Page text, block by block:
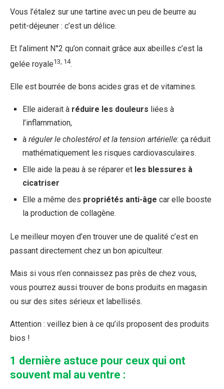
Vous l’étalez sur une tartine avec un peu de beurre au
petit-déjeuner : c’est un délice.
Et l’aliment N°2 qu’on connait grâce aux abeilles c’est la
gelée royale13, 14.
Elle est bourrée de bons acides gras et de vitamines.
Elle aiderait à réduire les douleurs liées à
l’inflammation,
à réguler le cholestérol et la tension artérielle: ça réduit
mathématiquement les risques cardiovasculaires.
Elle aide la peau à se réparer et les blessures à
cicatriser
Elle a même des propriétés anti-âge car elle booste
la production de collagène.
Le meilleur moyen d’en trouver une de qualité c’est en
passant directement chez un bon apiculteur.
Mais si vous n’en connaissez pas près de chez vous,
vous pourrez aussi trouver de bons produits en magasin
ou sur des sites sérieux et labellisés.
Attention : veillez bien à ce qu’ils proposent des produits
bios !
1 dernière astuce pour ceux qui ont
souvent mal au ventre :